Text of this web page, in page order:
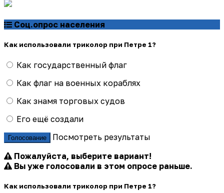
Соц.опрос населения
Как использовали триколор при Петре 1?
Как государственный флаг
Как флаг на военных кораблях
Как знамя торговых судов
Его ещё создали
Голосование
Посмотреть результаты
Пожалуйста, выберите вариант!
Вы уже голосовали в этом опросе раньше.
Как использовали триколор при Петре 1?